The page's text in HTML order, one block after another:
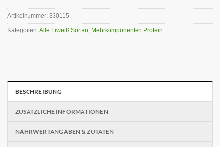
Artikelnummer: 330115
Kategorien:Alle Eiweiß Sorten Mehrkomponenten Protein
BESCHREIBUNG
ZUSÄTZLICHE INFORMATIONEN
NÄHRWERTANGABEN & ZUTATEN